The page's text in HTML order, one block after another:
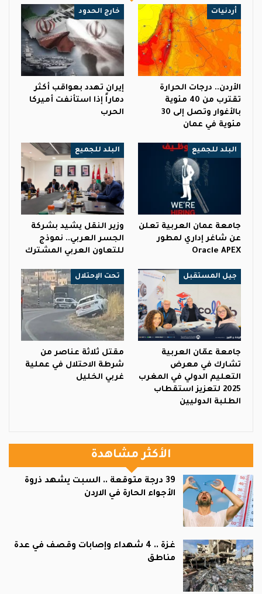
أردنيات
الأردن.. درجات الحرارة
تقترب من 40 مئوية
بالأغوار وتصل إلى 30
مئوية في عمان
خارج الحدود
إيران تهدد بعواقب أكثر
دماراً إذا استأنفت أميركا
الحرب
البلد للجميع
جامعة عمان العربية تعلن
عن شاغر إداري لمطور
Oracle APEX
البلد للجميع
وزير النقل يشيد بشركة
الجسر العربي.. نموذج
للتعاون العربي المشترك
جيل المستقبل
جامعة عمّان العربية
تشارك في معرض
التعليم الدولي في المغرب
2025 لتعزيز استقطاب
الطلبة الدوليين
تحت الإحتلال
مقتل ثلاثة عناصر من
شرطة الاحتلال في عملية
غربي الخليل
الأكثر مشاهدة
39 درجة متوقعة .. السبت يشهد ذروة
الأجواء الحارة في الاردن
غزة .. 4 شهداء وإصابات وقصف في عدة
مناطق